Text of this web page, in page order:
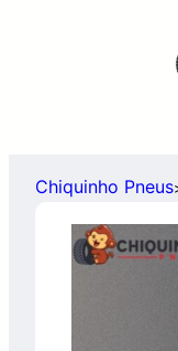
Chiquinho Pneus